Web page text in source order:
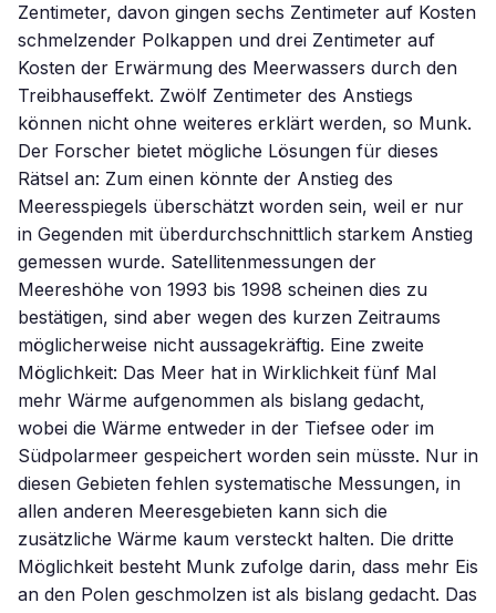
Zentimeter, davon gingen sechs Zentimeter auf Kosten
schmelzender Polkappen und drei Zentimeter auf
Kosten der Erwärmung des Meerwassers durch den
Treibhauseffekt. Zwölf Zentimeter des Anstiegs
können nicht ohne weiteres erklärt werden, so Munk.
Der Forscher bietet mögliche Lösungen für dieses
Rätsel an: Zum einen könnte der Anstieg des
Meeresspiegels überschätzt worden sein, weil er nur
in Gegenden mit überdurchschnittlich starkem Anstieg
gemessen wurde. Satellitenmessungen der
Meereshöhe von 1993 bis 1998 scheinen dies zu
bestätigen, sind aber wegen des kurzen Zeitraums
möglicherweise nicht aussagekräftig. Eine zweite
Möglichkeit: Das Meer hat in Wirklichkeit fünf Mal
mehr Wärme aufgenommen als bislang gedacht,
wobei die Wärme entweder in der Tiefsee oder im
Südpolarmeer gespeichert worden sein müsste. Nur in
diesen Gebieten fehlen systematische Messungen, in
allen anderen Meeresgebieten kann sich die
zusätzliche Wärme kaum versteckt halten. Die dritte
Möglichkeit besteht Munk zufolge darin, dass mehr Eis
an den Polen geschmolzen ist als bislang gedacht. Das